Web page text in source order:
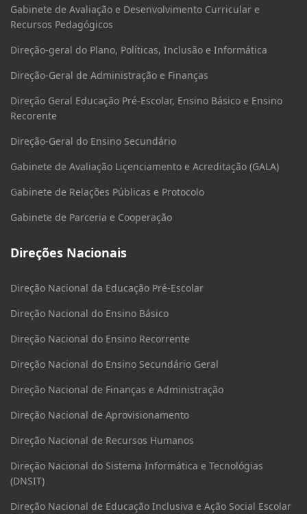
Gabinete de Avaliação e Desenvolvimento Curricular e
Recursos Pedagógicos
Direção-geral do Plano, Políticas, Inclusão e Informática
Direção-Geral de Administração e Finanças
Direção Geral Educação Pré-Escolar, Ensino Básico e Ensino
Recorente
Direção-Geral do Ensino Secundário
Gabinete de Avaliação Liçenciamento e Acreditação (GALA)
Gabinete de Relações Públicas e Protocolo
Gabinete de Parceria e Cooperação
Direções Nacionais
Direção Nacional da Educação Pré-Escolar
Direção Nacional do Ensino Básico
Direção Nacional do Ensino Recorrente
Direção Nacional do Ensino Secundário Geral
Direção Nacional de Finanças e Administração
Direção Nacional de Aprovisionamento
Direção Nacional de Recursos Humanos
Direção Nacional do Sistema Informática e Tecnológias
(DNSIT)
Direção Nacional de Educação Inclusiva e Ação Social Escolar